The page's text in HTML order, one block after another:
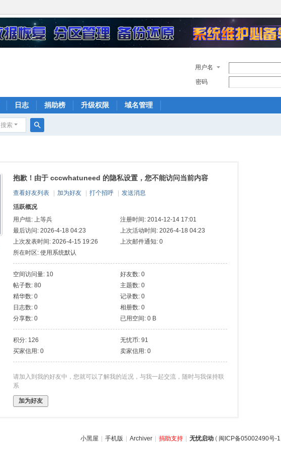
用户名
密码
日志 捐助榜 升级权限 域名管理
搜索
抱歉！由于 cccwhatuneed 的隐私设置，您不能访问当前内容
查看好友列表 加为好友 打个招呼
发送消息
活跃概况
用户组: 上等兵
注册时间: 2014-12-14 17:01
最后访问: 2026-4-18 04:23
上次活动时间: 2026-4-18 04:23
上次发表时间: 2026-4-15 19:26
上次邮件通知: 0
所在时区: 使用系统默认
空间访问量: 10
好友数: 0
帖子数: 80
主题数: 0
精华数: 0
记录数: 0
日志数: 0
相册数: 0
分享数: 0
已用空间: 0 B
积分: 126
无忧币: 91
买家信用: 0
卖家信用: 0
请加入到我的好友中，您就可以了解我的近况，与我一起交流，随时与我保持联
系
加为好友
小黑屋 手机版 Archiver 捐助支持 无忧启动 ( 闽ICP备05002490号-1